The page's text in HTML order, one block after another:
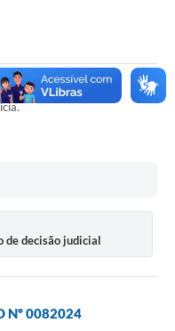
o primeiro a curtir esta
decisão judicial
Nº 0082024